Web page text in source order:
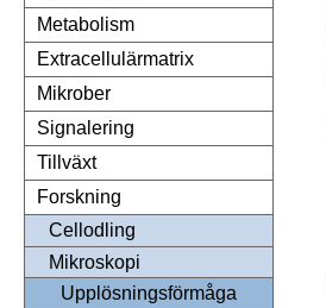
Metabolism
Extracellulärmatrix
Mikrober
Signalering
Tillväxt
Forskning
Cellodling
Mikroskopi
Upplösningsförmåga